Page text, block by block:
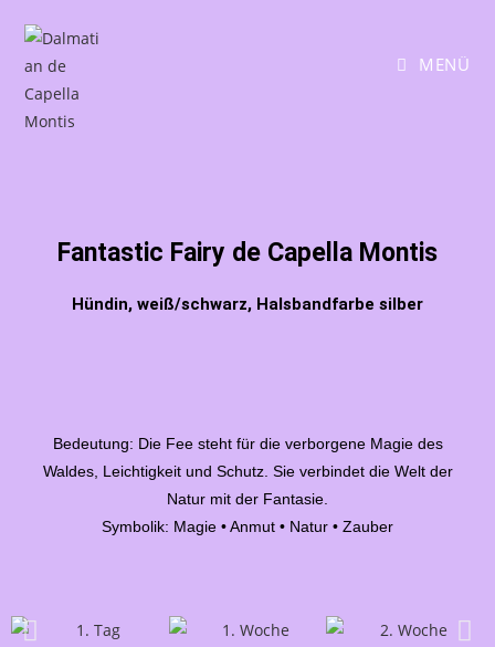
MENÜ
Fantastic Fairy de Capella Montis
Hündin, weiß/schwarz, Halsbandfarbe silber
Bedeutung: Die Fee steht für die verborgene Magie des
Waldes, Leichtigkeit und Schutz. Sie verbindet die Welt der
Natur mit der Fantasie.
Symbolik: Magie • Anmut • Natur • Zauber